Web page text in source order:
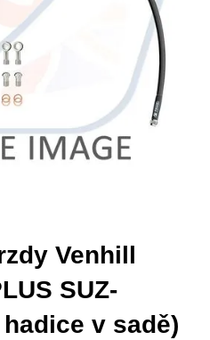
Venhill
SUZ-
hadice v sadě)